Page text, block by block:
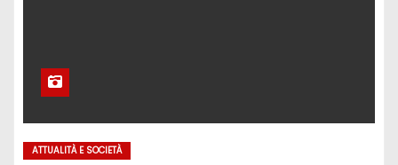
ATTUALITÀ E SOCIETÀ